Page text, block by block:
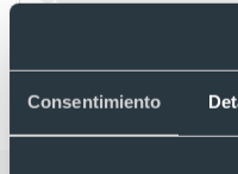
Consentimiento